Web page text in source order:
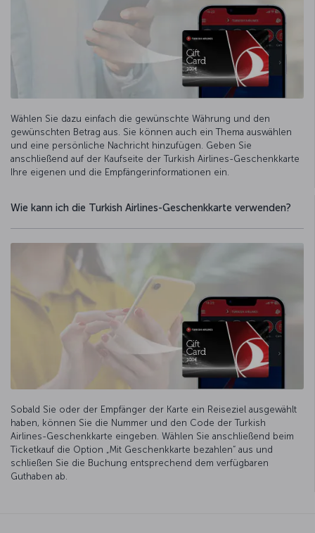
Wählen Sie dazu einfach die gewünschte Währung und den
gewünschten Betrag aus. Sie können auch ein Thema auswählen
und eine persönliche Nachricht hinzufügen. Geben Sie
anschließend auf der Kaufseite der Turkish Airlines-Geschenkkarte
Ihre eigenen und die Empfängerinformationen ein.
Wie kann ich die Turkish Airlines-Geschenkkarte verwenden?
Sobald Sie oder der Empfänger der Karte ein Reiseziel ausgewählt
haben, können Sie die Nummer und den Code der Turkish
Airlines-Geschenkkarte eingeben. Wählen Sie anschließend beim
Ticketkauf die Option „Mit Geschenkkarte bezahlen“ aus und
schließen Sie die Buchung entsprechend dem verfügbaren
Guthaben ab.